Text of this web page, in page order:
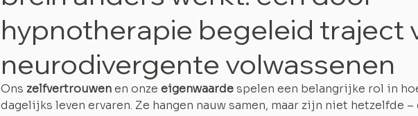
hypnotherapie begeleid traject
neurodivergente volwassenen
Ons zelfvertrouwen en onze eigenwaarde spelen een belangrijke rol in
dagelijks leven ervaren. Ze hangen nauw samen, maar zijn niet hetzelfde –